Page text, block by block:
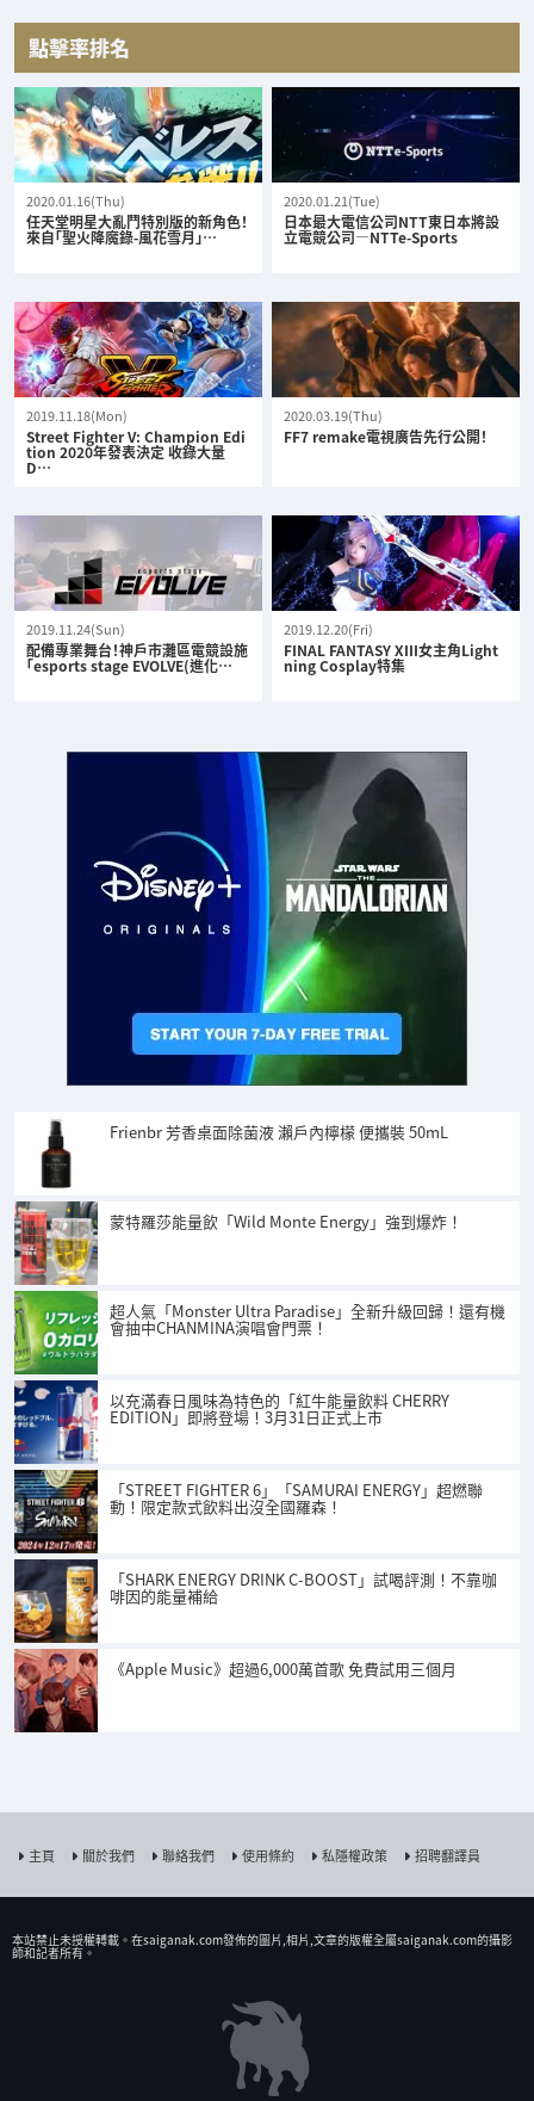
點擊率排名
2020.01.16(Thu)
任天堂明星大亂鬥特別版的新角色！
來自「聖火降魔錄-風花雪月」…
2020.01.21(Tue)
日本最大電信公司NTT東日本將設
立電競公司—NTTe-Sports
2019.11.18(Mon)
Street Fighter V: Champion Edi
tion 2020年發表決定 收錄大量
D…
2020.03.19(Thu)
FF7 remake電視廣告先行公開！
2019.11.24(Sun)
配備專業舞台！神戶市灘區電競設施
「esports stage EVOLVE(進化…
2019.12.20(Fri)
FINAL FANTASY XIII女主角Light
ning Cosplay特集
Frienbr 芳香桌面除菌液 瀨戶內檸檬 便攜裝 50mL
蒙特羅莎能量飲「Wild Monte Energy」強到爆炸！
超人氣「Monster Ultra Paradise」全新升級回歸！還有機
會抽中CHANMINA演唱會門票！
以充滿春日風味為特色的「紅牛能量飲料 CHERRY
EDITION」即將登場！3月31日正式上市
「STREET FIGHTER 6」「SAMURAI ENERGY」超燃聯
動！限定款式飲料出沒全國羅森！
「SHARK ENERGY DRINK C-BOOST」試喝評測！不靠咖
啡因的能量補給
《Apple Music》超過6,000萬首歌 免費試用三個月
主頁 關於我們 聯絡我們 使用條約 私隱權政策 招聘翻譯員
本站禁止未授權𨍭載。在saiganak.com發佈的圖片,相片,文章的版權全屬saiganak.com的攝影
師和記者所有。